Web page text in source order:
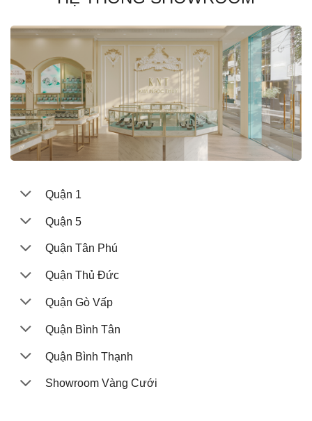
Quận 1
Quận 5
Quận Tân Phú
Quận Thủ Đức
Quận Gò Vấp
Quận Bình Tân
Quận Bình Thạnh
Showroom Vàng Cưới